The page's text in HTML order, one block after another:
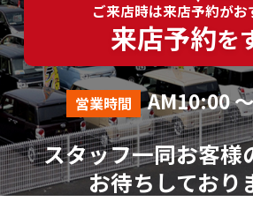
ご来店時は来店予約がお
来店予約を
営業時間 AM10:00
スタッフ一同お客様
お待ちしており